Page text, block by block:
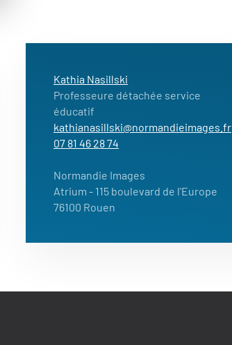
Kathia Nasillski
Professeure détachée service
éducatif
kathianasillski@normandieimages.fr
07 81 46 28 74
Normandie Images
Atrium - 115 boulevard de l'Europe
76100 Rouen